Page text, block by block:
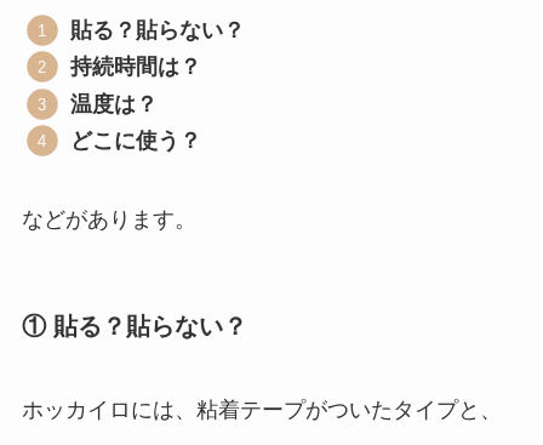
貼る？貼らない？
持続時間は？
温度は？
どこに使う？
などがあります。
① 貼る？貼らない？
ホッカイロには、粘着テープがついたタイプと、